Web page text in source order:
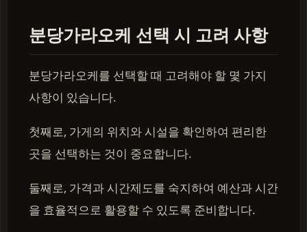
분당가라오케 선택 시 고려 사항
분당가라오케를 선택할 때 고려해야 할 몇 가지
사항이 있습니다.
첫째로, 가게의 위치와 시설을 확인하여 편리한
곳을 선택하는 것이 중요합니다.
둘째로, 가격과 시간제도를 숙지하여 예산과 시간
을 효율적으로 활용할 수 있도록 준비합니다.